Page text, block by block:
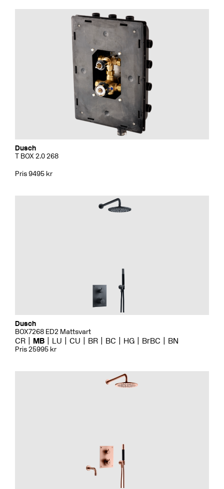
Dusch
T BOX 2.0 268
Pris 9495 kr
Dusch
BOX7268 ED2 Mattsvart
CR MB LU CU BR BC HG BrBC BN
Pris 25995 kr